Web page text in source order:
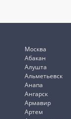
Москва
Абакан
Алушта
Альметьевск
Анапа
Ангарск
Армавир
Артем